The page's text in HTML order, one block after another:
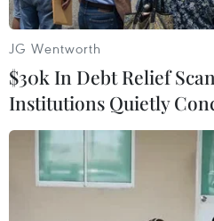
Israel
Liban
JG Wentworth
$30k In Debt Relief
Institutions Quietly